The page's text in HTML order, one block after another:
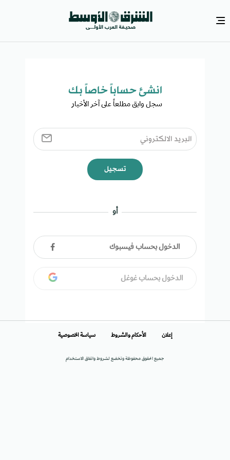
انشئ حساباً خاصاً بك​
سجل وابق مطلعاً على آخر الأخبار ​
تسجيل
أو
الدخول بحساب فيسبوك
الدخول بحساب غوغل
جميع الحقوق محفوظة وتخضع لشروط واتفاق الاستخدام
إعلان الأحكام والشروط سياسة الخصوصية